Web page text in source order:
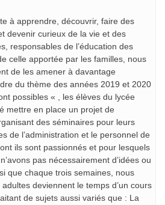
à apprendre, découvrir, faire des
devenir curieux de la vie et des
responsables de l’éducation des
celle apportée par les familles, nous
de les amener à davantage
du thème des années 2019 et 2020
possibles « , les élèves du lycée
mettre en place un projet de
des séminaires pour leurs
de l’administration et le personnel de
ils sont passionnés et pour lesquels
pas nécessairement d’idées ou
que chaque trois semaines, nous
deviennent le temps d’un cours
de sujets aussi variés que : La